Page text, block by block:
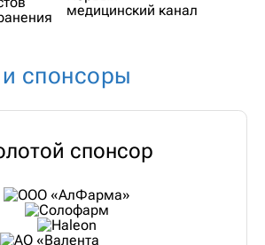
спонсоры
спонсор